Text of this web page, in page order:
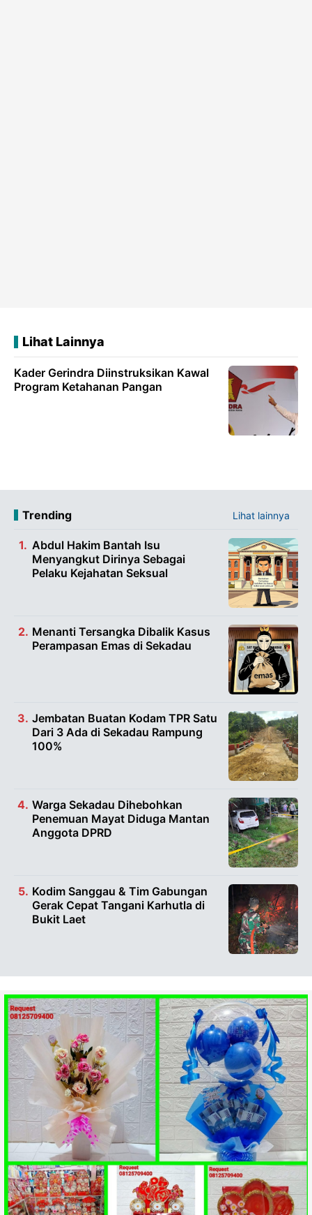
Lihat Lainnya
Kader Gerindra Diinstruksikan Kawal
Program Ketahanan Pangan
Trending Lihat lainnya
Abdul Hakim Bantah Isu
Menyangkut Dirinya Sebagai
Pelaku Kejahatan Seksual
Menanti Tersangka Dibalik Kasus
Perampasan Emas di Sekadau
Jembatan Buatan Kodam TPR Satu
Dari 3 Ada di Sekadau Rampung
100%
Warga Sekadau Dihebohkan
Penemuan Mayat Diduga Mantan
Anggota DPRD
Kodim Sanggau & Tim Gabungan
Gerak Cepat Tangani Karhutla di
Bukit Laet